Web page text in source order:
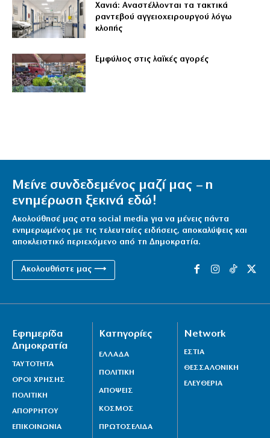
Χανιά: Αναστέλλονται τα τακτικά
ραντεβού αγγειοχειρουργού λόγω
κλοπής
Εμφύλιος στις λαϊκές αγορές
Μείνε συνδεδεμένος μαζί μας – η
ενημέρωση ξεκινά εδώ!
Ακολούθησέ μας στα social media για να μένεις πάντα
ενημερωμένος με τις τελευταίες ειδήσεις, αποκαλύψεις και
αποκλειστικό περιεχόμενο από τη Δημοκρατία.
Ακολουθήστε μας ⟶
Εφημερίδα
Δημοκρατία
ΤΑΥΤΟΤΗΤΑ
ΟΡΟΙ ΧΡΗΣΗΣ
ΠΟΛΙΤΙΚΗ
ΑΠΟΡΡΗΤΟΥ
ΕΠΙΚΟΙΝΩΝΙΑ
Κατηγορίες
ΕΛΛΑΔΑ
ΠΟΛΙΤΙΚΗ
ΑΠΟΨΕΙΣ
ΚΟΣΜΟΣ
ΠΡΩΤΟΣΕΛΙΔΑ
Network
ΕΣΤΙΑ
ΘΕΣΣΑΛΟΝΙΚΗ
ΕΛΕΥΘΕΡΙΑ